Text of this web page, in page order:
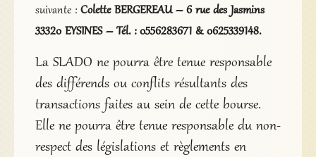
suivante : Colette BERGEREAU – 6 rue des Jasmins
33320 EYSINES – Tél. : 0556283671 & 0625339148.
La SLADO ne pourra être tenue responsable
des différends ou conflits résultants des
transactions faites au sein de cette bourse.
Elle ne pourra être tenue responsable du non-
respect des législations et règlements en